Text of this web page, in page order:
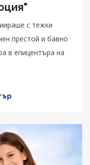
с тежки
престой и бавно
в епицентъра на